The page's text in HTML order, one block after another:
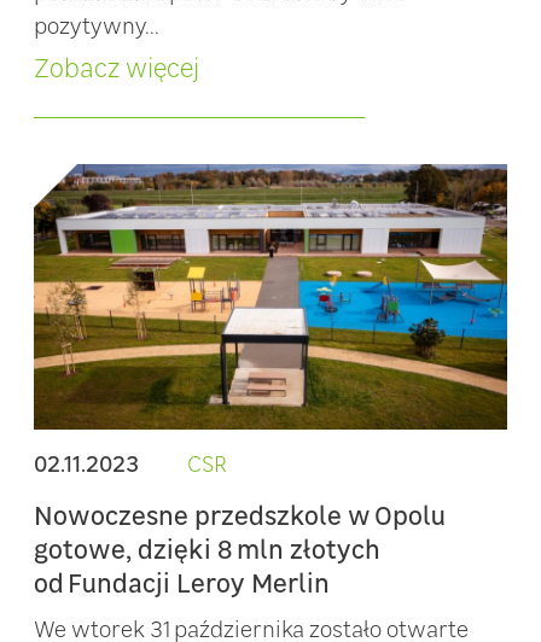
pozytywny...
Zobacz więcej
02.11.2023 CSR
Nowoczesne przedszkole w Opolu
gotowe, dzięki 8 mln złotych
od Fundacji Leroy Merlin
We wtorek 31 października zostało otwarte